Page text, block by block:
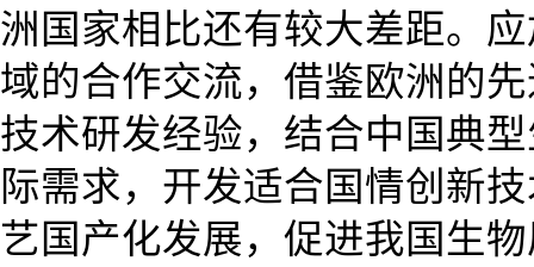
洲国家相比还有较大差距。
域的合作交流，借鉴欧洲的
技术研发经验，结合中国典
际需求，开发适合国情创新
艺国产化发展，促进我国生